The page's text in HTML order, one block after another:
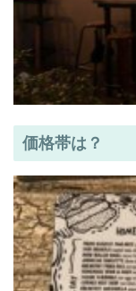
価格帯は？